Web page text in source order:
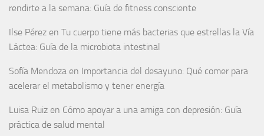
rendirte a la semana: Guía de fitness consciente
Ilse Pérez en Tu cuerpo tiene más bacterias que estrellas la Vía
Láctea: Guía de la microbiota intestinal
Sofía Mendoza en Importancia del desayuno: Qué comer para
acelerar el metabolismo y tener energía
Luisa Ruiz en Cómo apoyar a una amiga con depresión: Guía
práctica de salud mental